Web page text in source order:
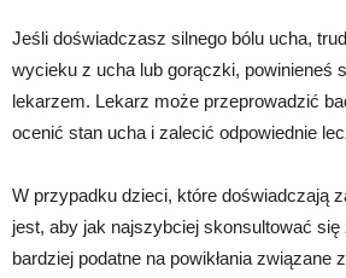
Jeśli doświadczasz silnego bólu ucha,
wycieku z ucha lub gorączki, powinieneś
lekarzem. Lekarz może przeprowadzić
ocenić stan ucha i zalecić odpowiednie
W przypadku dzieci, które doświadczają
jest, aby jak najszybciej skonsultować
bardziej podatne na powikłania związane